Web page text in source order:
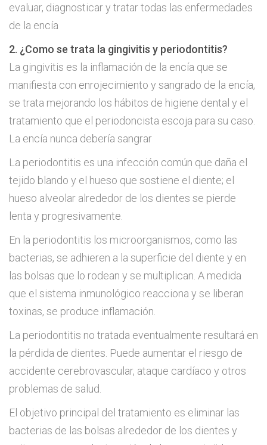
evaluar, diagnosticar y tratar todas las enfermedades
de la encía
2. ¿Como se trata la gingivitis y periodontitis?
La gingivitis es la inflamación de la encía que se
manifiesta con enrojecimiento y sangrado de la encía,
se trata mejorando los hábitos de higiene dental y el
tratamiento que el periodoncista escoja para su caso.
La encía nunca debería sangrar
La periodontitis es una infección común que daña el
tejido blando y el hueso que sostiene el diente; el
hueso alveolar alrededor de los dientes se pierde
lenta y progresivamente.
En la periodontitis los microorganismos, como las
bacterias, se adhieren a la superficie del diente y en
las bolsas que lo rodean y se multiplican. A medida
que el sistema inmunológico reacciona y se liberan
toxinas, se produce inflamación.
La periodontitis no tratada eventualmente resultará en
la pérdida de dientes. Puede aumentar el riesgo de
accidente cerebrovascular, ataque cardíaco y otros
problemas de salud.
El objetivo principal del tratamiento es eliminar las
bacterias de las bolsas alrededor de los dientes y